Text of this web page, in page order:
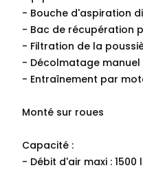
- Bouche d'aspiration
- Bac de récupération
- Filtration de la
- Décolmatage manuel
- Entraînement par
Monté sur roues
Capacité :
- Débit d'air maxi :